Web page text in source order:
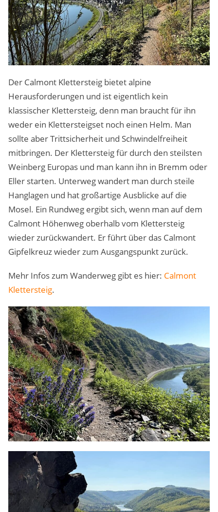
Der Calmont Klettersteig bietet alpine
Herausforderungen und ist eigentlich kein
klassischer Klettersteig, denn man braucht für ihn
weder ein Klettersteigset noch einen Helm. Man
sollte aber Trittsicherheit und Schwindelfreiheit
mitbringen. Der Klettersteig für durch den steilsten
Weinberg Europas und man kann ihn in Bremm oder
Eller starten. Unterweg wandert man durch steile
Hanglagen und hat großartige Ausblicke auf die
Mosel. Ein Rundweg ergibt sich, wenn man auf dem
Calmont Höhenweg oberhalb vom Klettersteig
wieder zurückwandert. Er führt über das Calmont
Gipfelkreuz wieder zum Ausgangspunkt zurück.
Mehr Infos zum Wanderweg gibt es hier: Calmont
Klettersteig.